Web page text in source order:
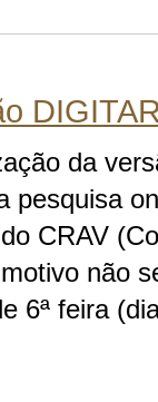
da
pesquisa
CRAV
não
6ª feira